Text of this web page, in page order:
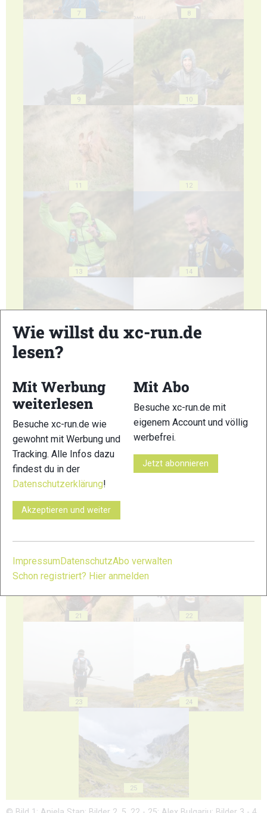
7 8
9 10
11 12
13 14
17
21 22
23 24
25
Wie willst du xc-run.de
lesen?
Mit Werbung
weiterlesen
Besuche xc-run.de wie
gewohnt mit Werbung und
Tracking. Alle Infos dazu
findest du in der
Datenschutzerklärung!
Akzeptieren und weiter
Mit Abo
Besuche xc-run.de mit
eigenem Account und völlig
werbefrei.
Jetzt abonnieren
ImpressumDatenschutzAbo verwalten
Schon registriert? Hier anmelden